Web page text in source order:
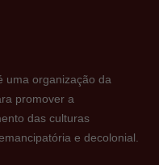
uma organização da
promover a
das culturas
e decolonial.